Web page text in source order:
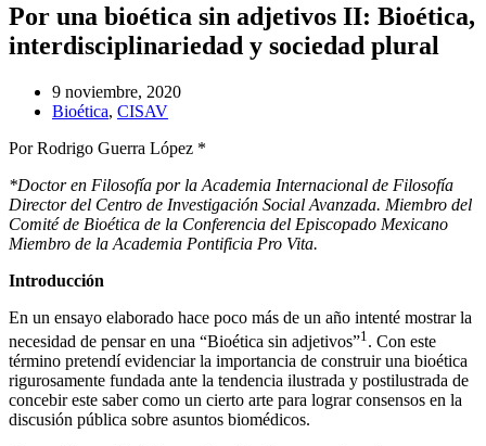
Por una bioética sin adjetivos II: Bioética,
interdisciplinariedad y sociedad plural
9 noviembre, 2020
Bioética, CISAV
Por Rodrigo Guerra López *
*Doctor en Filosofía por la Academia Internacional de Filosofía
Director del Centro de Investigación Social Avanzada. Miembro del
Comité de Bioética de la Conferencia del Episcopado Mexicano
Miembro de la Academia Pontificia Pro Vita.
Introducción
En un ensayo elaborado hace poco más de un año intenté mostrar la
necesidad de pensar en una “Bioética sin adjetivos”1 . Con este
término pretendí evidenciar la importancia de construir una bioética
rigurosamente fundada ante la tendencia ilustrada y postilustrada de
concebir este saber como un cierto arte para lograr consensos en la
discusión pública sobre asuntos biomédicos.